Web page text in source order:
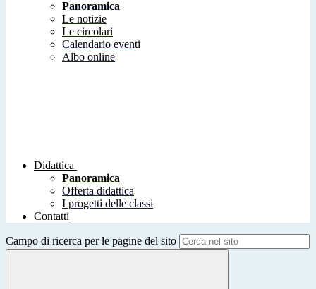
Panoramica
Le notizie
Le circolari
Calendario eventi
Albo online
Didattica
Panoramica
Offerta didattica
I progetti delle classi
Contatti
Campo di ricerca per le pagine del sito